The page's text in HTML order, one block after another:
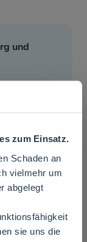
zum Einsatz.
Schaden an
vielmehr um
abgelegt
sie uns die
und